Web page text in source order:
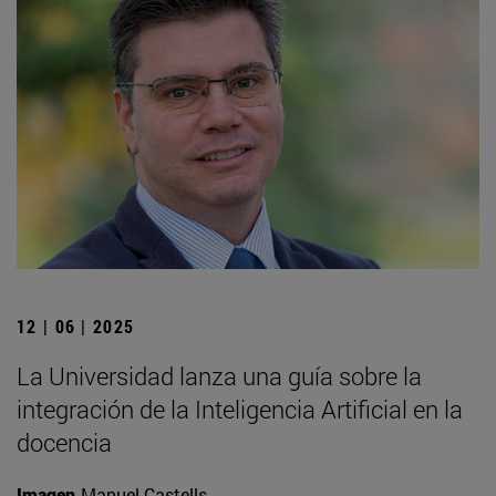
12 | 06 | 2025
La Universidad lanza una guía sobre la
integración de la Inteligencia Artificial en la
docencia